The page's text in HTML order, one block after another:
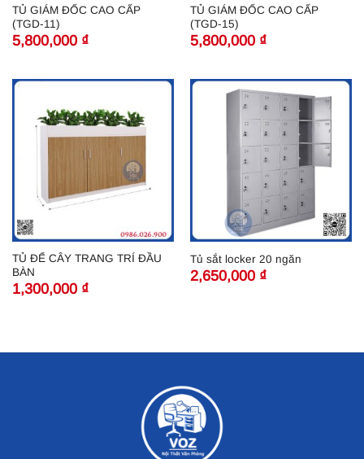
TỦ GIÁM ĐỐC CAO CẤP
(TGD-11)
5,800,000 ₫
TỦ GIÁM ĐỐC CAO CẤP
(TGD-15)
5,800,000 ₫
TỦ ĐỂ CÂY TRANG TRÍ ĐẦU
BÀN
1,300,000 ₫
Tủ sắt locker 20 ngăn
2,650,000 ₫